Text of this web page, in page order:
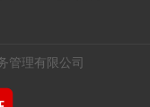
管理有限公司